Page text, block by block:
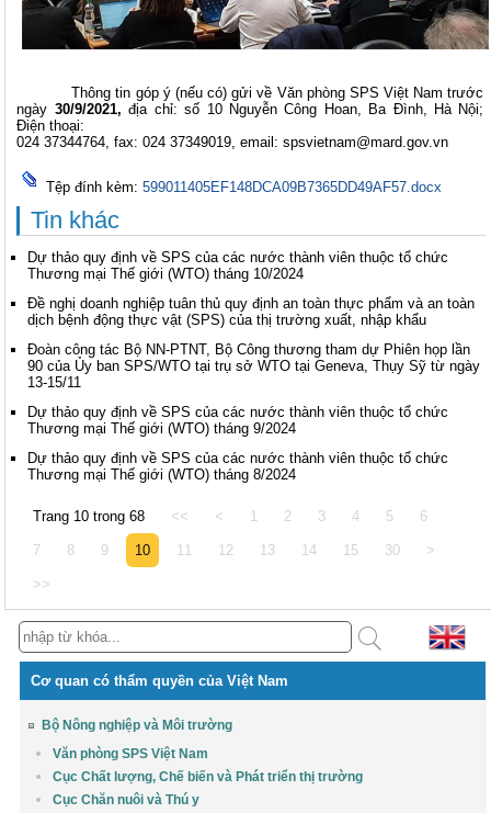
Thông tin góp ý (nếu có) gửi về Văn phòng SPS Việt Nam trước
ngày 30/9/2021,địa chỉ: số 10 Nguyễn Công Hoan, Ba Đình, Hà Nội;
Điện thoại:
024 37344764, fax: 024 37349019, email:spsvietnam@mard.gov.vn
Tệp đính kèm: 599011405EF148DCA09B7365DD49AF57.docx
Tin khác
Dự thảo quy định về SPS của các nước thành viên thuộc tổ chức
Thương mại Thế giới (WTO) tháng 10/2024
Đề nghị doanh nghiệp tuân thủ quy định an toàn thực phẩm và an toàn
dịch bệnh động thực vật (SPS) của thị trường xuất, nhập khẩu
Đoàn công tác Bộ NN-PTNT, Bộ Công thương tham dự Phiên họp lần
90 của Ủy ban SPS/WTO tại trụ sở WTO tại Geneva, Thụy Sỹ từ ngày
13-15/11
Dự thảo quy định về SPS của các nước thành viên thuộc tổ chức
Thương mại Thế giới (WTO) tháng 9/2024
Dự thảo quy định về SPS của các nước thành viên thuộc tổ chức
Thương mại Thế giới (WTO) tháng 8/2024
Trang 10 trong 68 << < 1 2 3 4 5 6
7 8 9 10 11 12 13 14 15 30 >
>>
Cơ quan có thẩm quyền của Việt Nam
Bộ Nông nghiệp và Môi trường
Văn phòng SPS Việt Nam
Cục Chất lượng, Chế biến và Phát triển thị trường
Cục Chăn nuôi và Thú y